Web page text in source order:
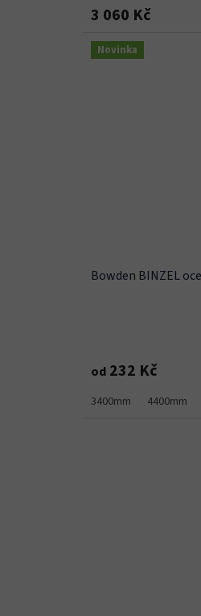
3 060 Kč
Novinka
Bowden BINZEL
od 232 Kč
3400mm 4400mm